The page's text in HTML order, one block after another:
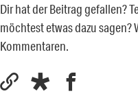
Dir hat der Beitrag gefallen?
möchtest etwas dazu sagen?
Kommentaren.